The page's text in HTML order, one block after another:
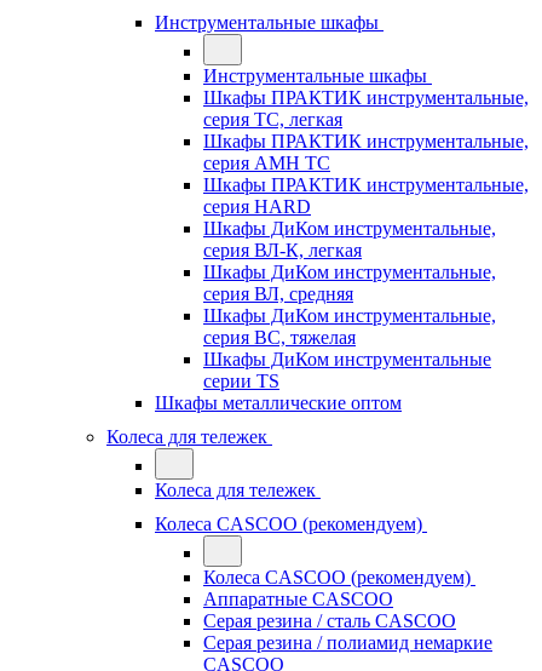
Инструментальные шкафы
Инструментальные шкафы
Шкафы ПРАКТИК инструментальные,
серия ТC, легкая
Шкафы ПРАКТИК инструментальные,
серия AMH TC
Шкафы ПРАКТИК инструментальные,
серия HARD
Шкафы ДиКом инструментальные,
cерия ВЛ-К, легкая
Шкафы ДиКом инструментальные,
серия ВЛ, средняя
Шкафы ДиКом инструментальные,
серия ВС, тяжелая
Шкафы ДиКом инструментальные
серии TS
Шкафы металлические оптом
Колеса для тележек
Колеса для тележек
Колеса CASCOO (рекомендуем)
Колеса CASCOO (рекомендуем)
Аппаратные CASCOO
Серая резина / сталь CASCOO
Серая резина / полиамид немаркие
CASCOO